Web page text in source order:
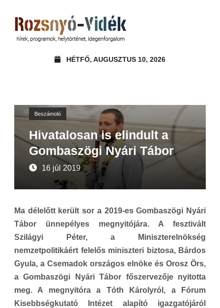
HÉTFŐ, AUGUSZTUS 10, 2026
Beszámoló
Hivatalosan is elindult a
Gombaszögi Nyári Tábor
16 júl 2019
Ma délelőtt került sor a 2019-es Gombaszögi Nyári
Tábor ünnepélyes megnyitójára. A fesztivált
Szilágyi Péter, a Miniszterelnökség
nemzetpolitikáért felelős miniszteri biztosa, Bárdos
Gyula, a Csemadok országos elnöke és Orosz Örs,
a Gombaszögi Nyári Tábor főszervezője nyitotta
meg. A megnyitóra a Tóth Károlyról, a Fórum
Kisebbségkutató Intézet alapító igazgatójáról